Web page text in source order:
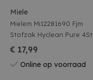
Miele
Mielem Mi12281690 Fjm
Stofzak Hyclean Pure 4St
€ 17,99
Online op voorraad